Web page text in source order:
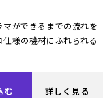
マができるまでの流れを
仕様の機材にふれられる
む 詳しく見る